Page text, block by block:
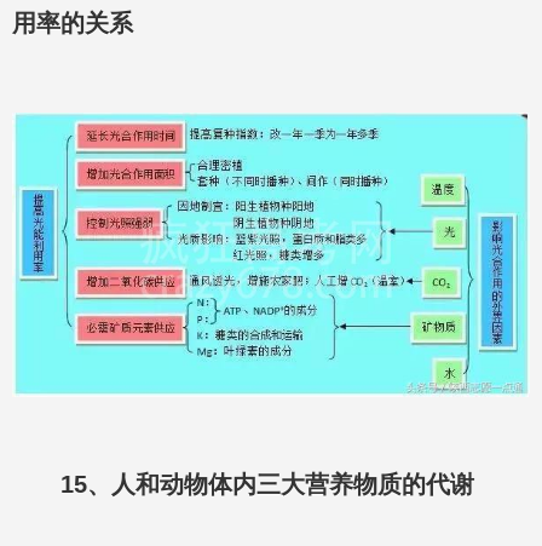
用率的关系
15、人和动物体内三大营养物质的代谢